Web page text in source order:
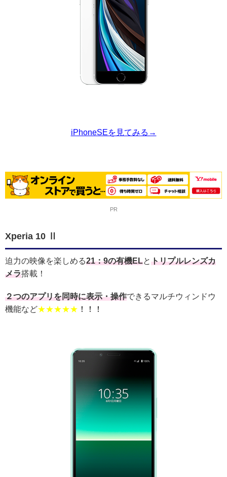
iPhoneSEを見てみる→
PR
Xperia 10 Ⅱ
迫力の映像を楽しめる21：9の有機ELとトリプルレンズカ
メラ搭載！
２つのアプリを同時に表示・操作できるマルチウィンドウ
機能など★★★★★ ！！！